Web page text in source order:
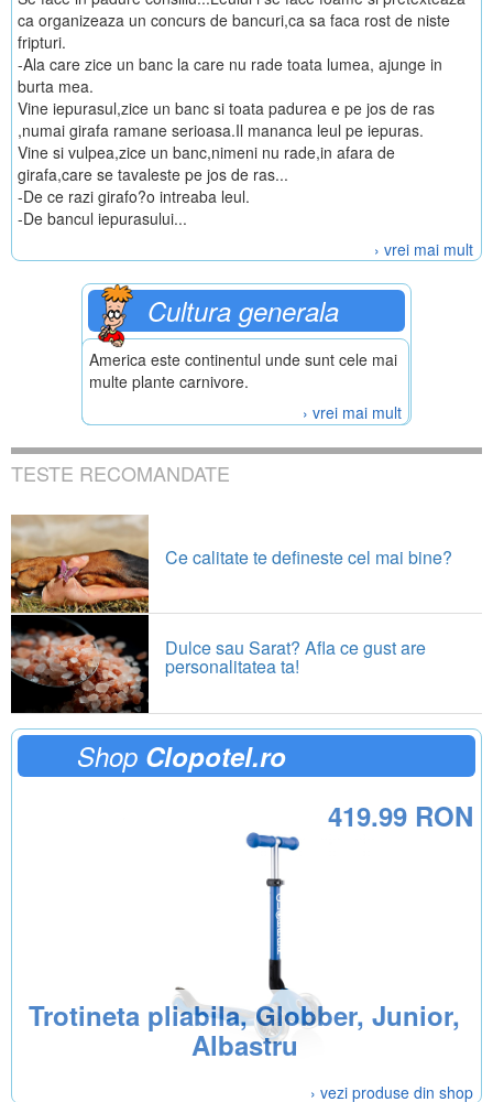
ca organizeaza un concurs de bancuri,ca sa faca rost de niste
fripturi.
-Ala care zice un banc la care nu rade toata lumea, ajunge in
burta mea.
Vine iepurasul,zice un banc si toata padurea e pe jos de ras
,numai girafa ramane serioasa.Il mananca leul pe iepuras.
Vine si vulpea,zice un banc,nimeni nu rade,in afara de
girafa,care se tavaleste pe jos de ras...
-De ce razi girafo?o intreaba leul.
-De bancul iepurasului...
› vrei mai mult
Cultura generala
America este continentul unde sunt cele mai
multe plante carnivore.
› vrei mai mult
TESTE RECOMANDATE
Ce calitate te defineste cel mai bine?
Dulce sau Sarat? Afla ce gust are
personalitatea ta!
Shop Clopotel.ro
Trotineta pliabila, Globber, Junior,
Albastru
419.99 RON
› vezi produse din shop